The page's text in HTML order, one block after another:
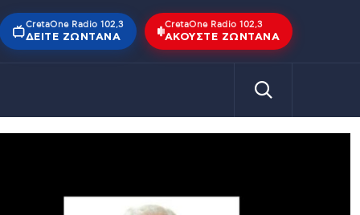
CretaOne Radio 102,3
ΔΕΊΤΕ ΖΩΝΤΑΝΆ
CretaOne Radio 102,3
ΑΚΟΎΣΤΕ ΖΩΝΤΑΝΆ